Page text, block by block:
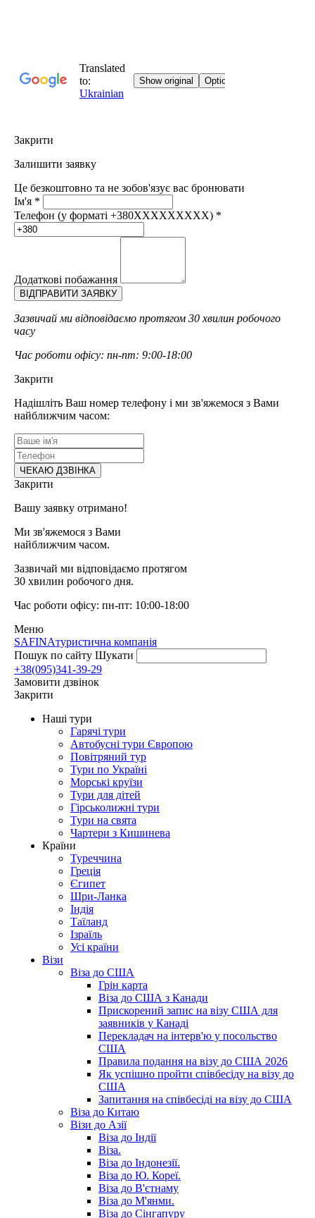
Закрити
Залишити заявку
Це безкоштовно та не зобов'язує вас бронювати
Ім'я *
Телефон (у форматі +380XXXXXXXXX) *
Додаткові побажання
Зазвичай ми відповідаємо протягом 30 хвилин робочого
часу
Час роботи офісу: пн-пт: 9:00-18:00
Закрити
Надішліть Ваш номер телефону і ми зв'яжемося з Вами
найближчим часом:
Закрити
Вашу заявку отримано!
Ми зв'яжемося з Вами
найближчим часом.
Зазвичай ми відповідаємо протягом
30 хвилин робочого дня.
Час роботи офісу: пн-пт: 10:00-18:00
Меню
SAFINAтуристична компанія
Пошук по сайту Шукати
+38(095)341-39-29
Замовити дзвінок
Закрити
Наші тури
Гарячі тури
Автобусні тури Європою
Повітряний тур
Тури по Україні
Морські круїзи
Тури для дітей
Гірськолижні тури
Тури на свята
Чартери з Кишинева
Країни
Туреччина
Греція
Єгипет
Шри-Ланка
Індія
Таїланд
Ізраїль
Усі країни
Візи
Віза до США
Грін карта
Віза до США з Канади
Прискорений запис на візу США для
заявників у Канаді
Перекладач на інтерв'ю у посольство
США
Правила подання на візу до США 2026
Як успішно пройти співбесіду на візу до
США
Запитання на співбесіді на візу до США
Віза до Китаю
Візи до Азії
Віза до Індії
Віза.
Віза до Індонезії.
Віза до Ю. Кореї.
Віза до В'єтнаму
Віза до М'янми.
Віза до Сінгапуру